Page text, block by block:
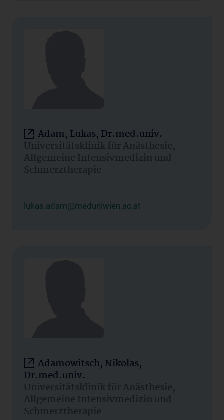
Adam, Lukas, Dr.med.univ.
Universitätsklinik für Anästhesie,
Allgemeine Intensivmedizin und
Schmerztherapie
lukas.adam@meduniwien.ac.at
Adamowitsch, Nikolas,
Dr.med.univ.
Universitätsklinik für Anästhesie,
Allgemeine Intensivmedizin und
Schmerztherapie